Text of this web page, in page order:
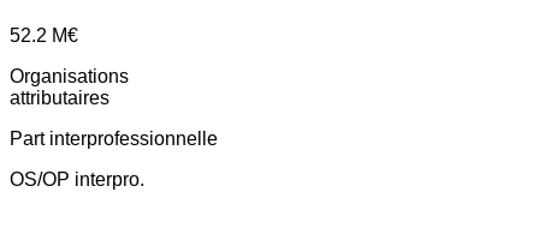
52.2 M€
Organisations
attributaires
Part interprofessionnelle
OS/OP interpro.